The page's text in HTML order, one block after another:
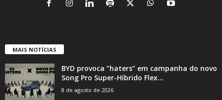
MAIS NOTÍCIAS
BYD provoca “haters” em campanha do novo
Song Pro Super-Híbrido Flex...
8 de agosto de 2026